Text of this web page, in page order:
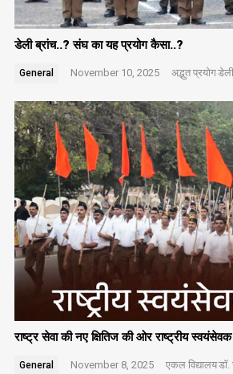
डेली ब्रांच..? संघ का यह प्रयोग कैसा..?
General November 10, 2025 अद्भुत प्रयोग
राष्ट्र सेवा की नए क्षितिज की ओर राष्ट्रीय
General November 8, 2025 एकल विद्यालयडॉ.